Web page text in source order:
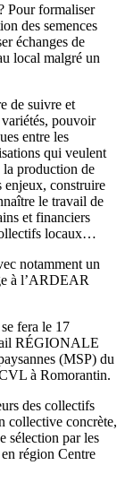
Pour formaliser
des semences
échanges de
local malgré un
de suivre et
variétés, pouvoir
entre les
qui veulent
la production de
enjeux, construire
le travail de
et financiers
locaux…
notamment un
à l’ARDEAR
fera le 17
RÉGIONALE
(MSP) du
à Romorantin.
des collectifs
collective concrète,
sélection par les
région Centre